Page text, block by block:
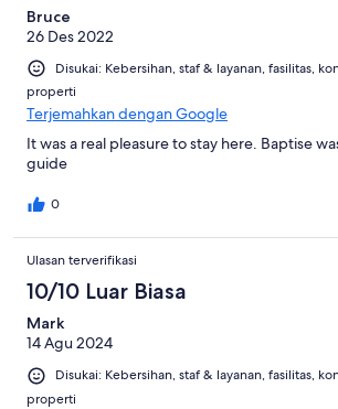
Bruce
26 Des 2022
Disukai: Kebersihan, staf & layanan, fasilitas,
properti
Terjemahkan dengan Google
It was a real pleasure to stay here. Baptise
guide
0
Ulasan terverifikasi
10/10 Luar Biasa
Mark
14 Agu 2024
Disukai: Kebersihan, staf & layanan, fasilitas,
properti